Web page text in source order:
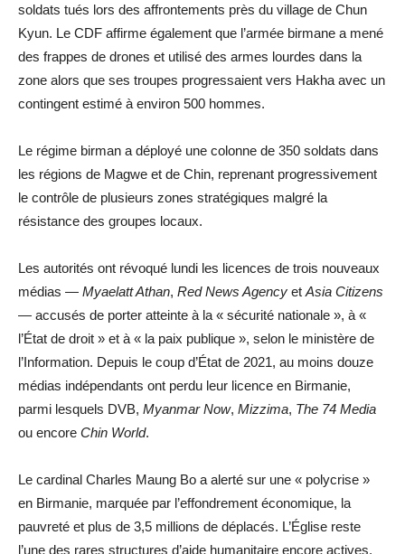
soldats tués lors des affrontements près du village de Chun
Kyun. Le CDF affirme également que l’armée birmane a mené
des frappes de drones et utilisé des armes lourdes dans la
zone alors que ses troupes progressaient vers Hakha avec un
contingent estimé à environ 500 hommes.
Le régime birman a déployé une colonne de 350 soldats dans
les régions de Magwe et de Chin, reprenant progressivement
le contrôle de plusieurs zones stratégiques malgré la
résistance des groupes locaux.
Les autorités ont révoqué lundi les licences de trois nouveaux
médias — Myaelatt Athan, Red News Agency et Asia Citizens
— accusés de porter atteinte à la « sécurité nationale », à «
l’État de droit » et à « la paix publique », selon le ministère de
l’Information. Depuis le coup d’État de 2021, au moins douze
médias indépendants ont perdu leur licence en Birmanie,
parmi lesquels DVB, Myanmar Now, Mizzima, The 74 Media
ou encore Chin World.
Le cardinal Charles Maung Bo a alerté sur une « polycrise »
en Birmanie, marquée par l’effondrement économique, la
pauvreté et plus de 3,5 millions de déplacés. L’Église reste
l’une des rares structures d’aide humanitaire encore actives.